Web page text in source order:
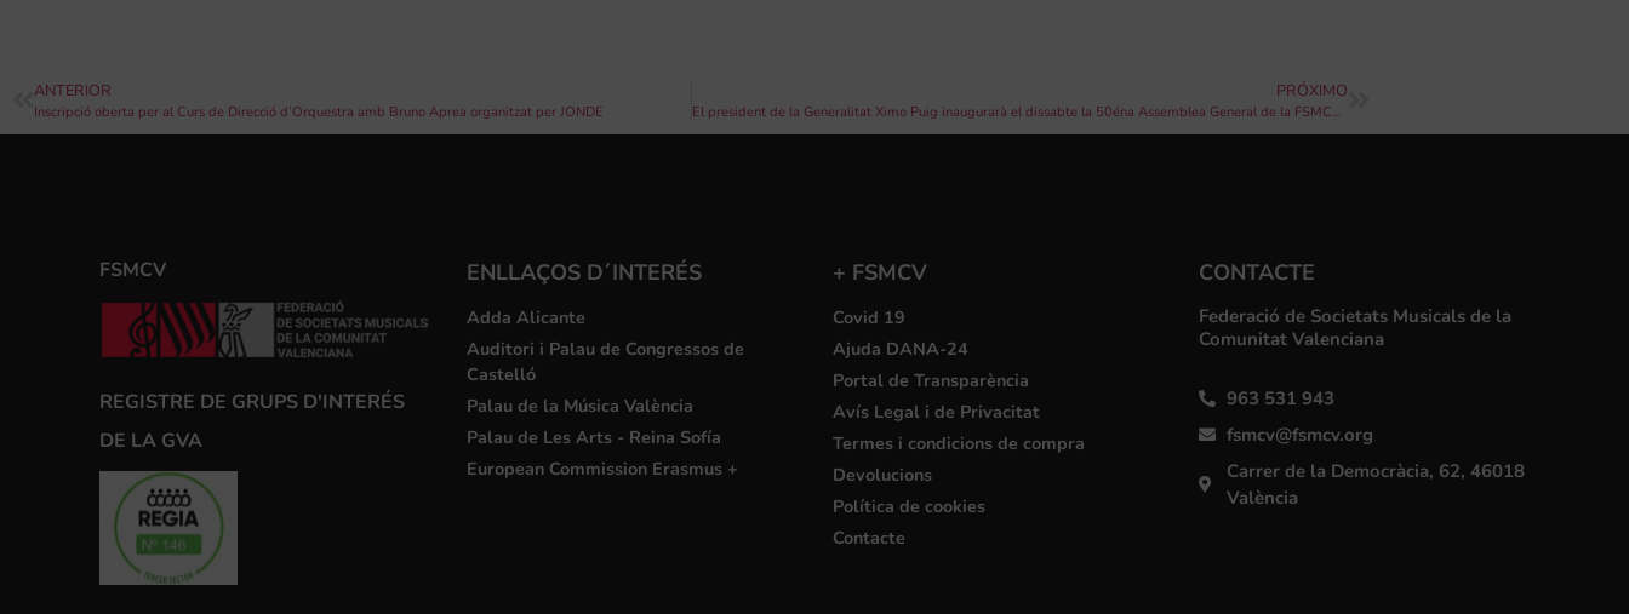
ANTERIOR
Inscripció oberta per al Curs de Direcció d’Orquestra amb Bruno Aprea organitzat per JONDE
PRÓXIMO
El president de la Generalitat Ximo Puig inaugurarà el dissabte la 50éna Assemblea General de la FSMCV a València
FSMCV
REGISTRE DE GRUPS D'INTERÉS
DE LA GVA
ENLLAÇOS D´INTERÉS
Adda Alicante
Auditori i Palau de Congressos de
Castelló
Palau de la Música València
Palau de Les Arts - Reina Sofía
European Commission Erasmus +
+ FSMCV
Covid 19
Ajuda DANA-24
Portal de Transparència
Avís Legal i de Privacitat
Termes i condicions de compra
Devolucions
Política de cookies
Contacte
CONTACTE
Federació de Societats Musicals de la
Comunitat Valenciana
963 531 943
fsmcv@fsmcv.org
Carrer de la Democràcia, 62, 46018
València